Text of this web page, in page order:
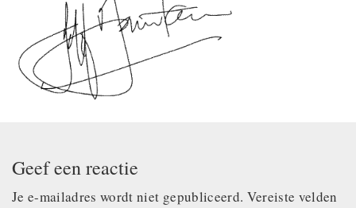
Geef een reactie
Je e-mailadres wordt niet gepubliceerd. Vereiste velden